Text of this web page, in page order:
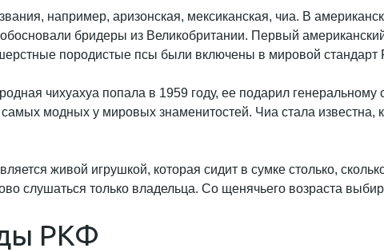
например, аризонская, мексиканская, чиа. В
бридеры из Великобритании. Первый
породистые псы были включены в мировой стандарт
чихуахуа попала в 1959 году, ее подарил
модных у мировых знаменитостей. Чиа стала
живой игрушкой, которая сидит в сумке столько,
слушаться только владельца. Со щенячьего возраста
РКФ